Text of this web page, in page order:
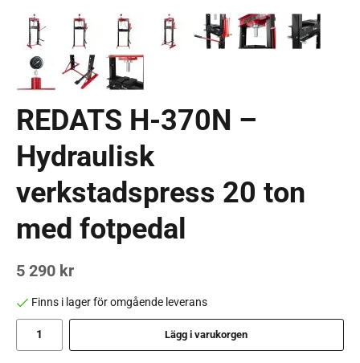
REDATS H-370N –
Hydraulisk
verkstadspress 20 ton
med fotpedal
5 290 kr
Finns i lager för omgående leverans
Lägg i varukorgen